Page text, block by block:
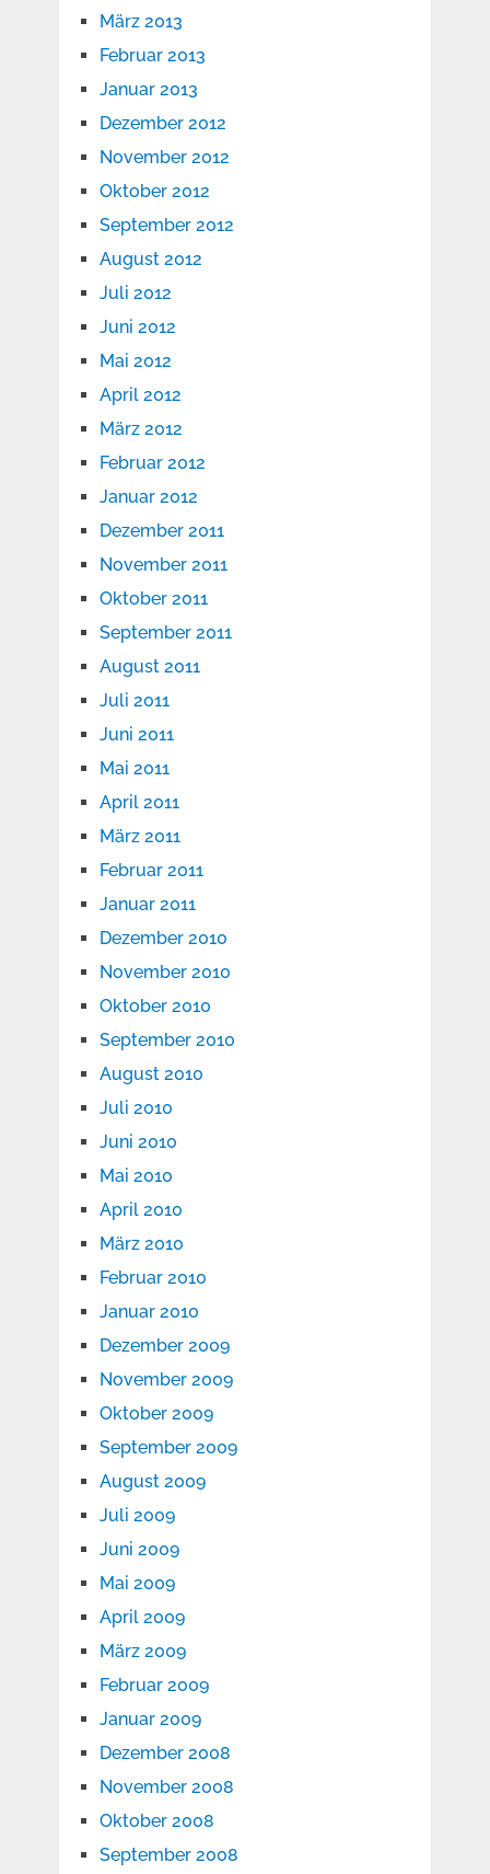
März 2013
Februar 2013
Januar 2013
Dezember 2012
November 2012
Oktober 2012
September 2012
August 2012
Juli 2012
Juni 2012
Mai 2012
April 2012
März 2012
Februar 2012
Januar 2012
Dezember 2011
November 2011
Oktober 2011
September 2011
August 2011
Juli 2011
Juni 2011
Mai 2011
April 2011
März 2011
Februar 2011
Januar 2011
Dezember 2010
November 2010
Oktober 2010
September 2010
August 2010
Juli 2010
Juni 2010
Mai 2010
April 2010
März 2010
Februar 2010
Januar 2010
Dezember 2009
November 2009
Oktober 2009
September 2009
August 2009
Juli 2009
Juni 2009
Mai 2009
April 2009
März 2009
Februar 2009
Januar 2009
Dezember 2008
November 2008
Oktober 2008
September 2008